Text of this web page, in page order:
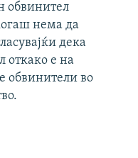
обвинител
нема да
дека
откако е на
обвинители во